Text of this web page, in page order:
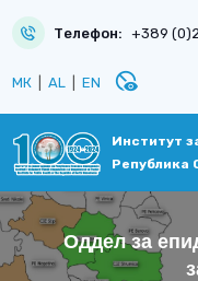
Телефон: +389
МК AL EN disabled_visible
Институт
Република
Оддел за